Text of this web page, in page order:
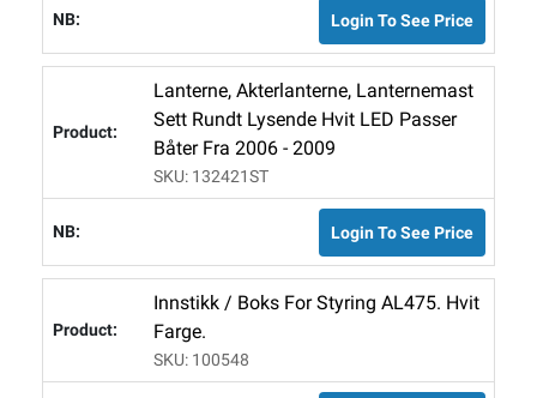
Login To See Price
Lanterne, Akterlanterne, Lanternemast
Sett Rundt Lysende Hvit LED Passer
Båter Fra 2006 - 2009
SKU: 132421ST
Login To See Price
Innstikk / Boks For Styring AL475. Hvit
Farge.
SKU: 100548